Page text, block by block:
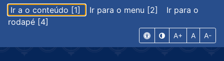
Ir a o conteúdo [1] Ir para o menu [2]
Ir para o
rodapé [4]
A+ A A-